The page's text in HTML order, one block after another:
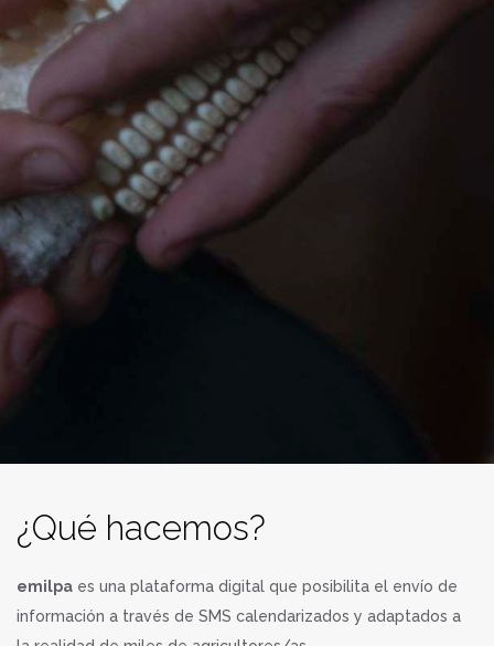
¿Qué hacemos?
emilpa es una plataforma digital que posibilita el envío de
información a través de SMS calendarizados y adaptados a